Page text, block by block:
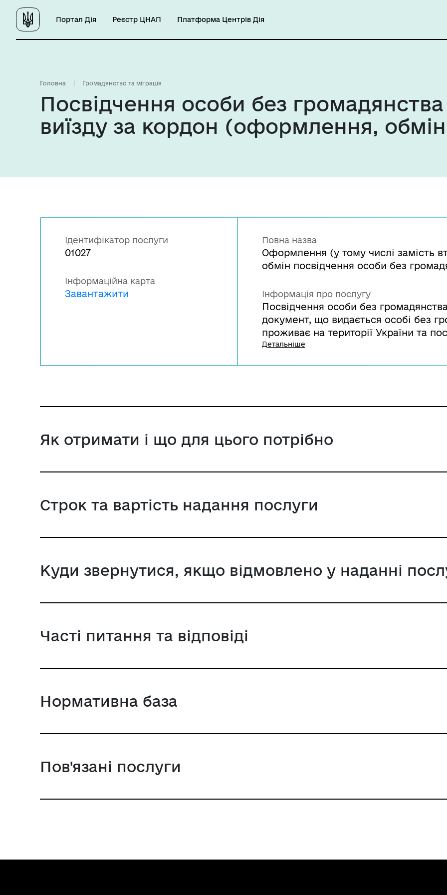
Портал Дія Реєстр ЦНАП Платформа Центрів Дія
Головна Громадянство та міграція
Посвідчення особи без
виїзду за кордон (оформлення,
Ідентифікатор послуги
01027
Інформаційна карта
Завантажити
Повна назва
Оформлення (у тому числі замість
обмін посвідчення особи без
Інформація про послугу
Посвідчення особи без
документ, що видається особі без
проживає на території України та
державного кордону України і
Детальніше
Як отримати і що для цього потрібно
Строк та вартість надання послуги
Куди звернутися, якщо відмовлено у наданні
Часті питання та відповіді
Нормативна база
Пов'язані послуги